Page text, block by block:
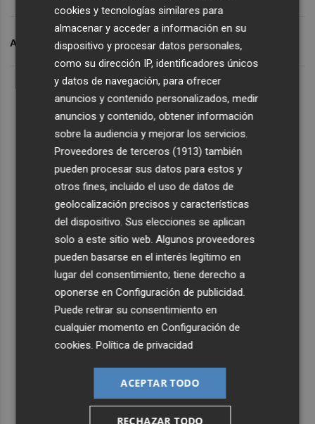
ARCHIVADO EN CEDIDOS VCF VALENCIA CF
cookies y tecnologías similares para
almacenar y acceder a información en su
dispositivo y procesar datos personales,
como su dirección IP, identificadores únicos
y datos de navegación, para ofrecer
anuncios y contenido personalizados, medir
anuncios y contenido, obtener información
sobre la audiencia y mejorar los servicios.
Proveedores de terceros (1913) también
pueden procesar sus datos para estos y
otros fines, incluido el uso de datos de
geolocalización precisos y características
del dispositivo. Sus elecciones se aplican
solo a este sitio web. Algunos proveedores
pueden basarse en el interés legítimo en
lugar del consentimiento; tiene derecho a
oponerse enConfiguración de publicidad
Puede retirar su consentimiento en
cualquier momento enConfiguración de
cookies .Política de privacidad
ACEPTAR TODO
RECHAZAR TODO